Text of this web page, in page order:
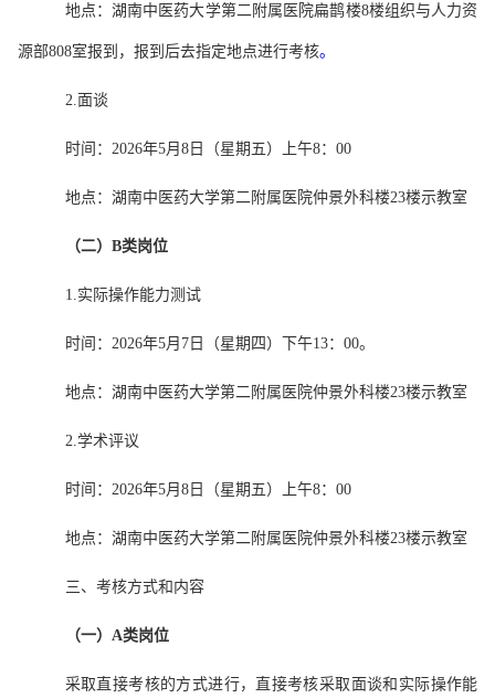
地点： 湖南中医药大学第二附属医院扁鹊楼8楼组织与人力资
源部808室报到，报到后去指定地点进行考核。
2.面谈
时间：2026年5月8日（星期五）上午8：00
地点：湖南中医药大学第二附属医院仲景外科楼23楼示教室
（二）B类岗位
1.实际操作能力测试
时间：2026年5月7日（星期四）下午13：00。
地点：湖南中医药大学第二附属医院仲景外科楼23楼示教室
2.学术评议
时间：2026年5月8日（星期五）上午8：00
地点：湖南中医药大学第二附属医院仲景外科楼23楼示教室
三、考核方式和内容
（一）A类岗位
采取直接考核的方式进行，直接考核采取面谈和实际操作能